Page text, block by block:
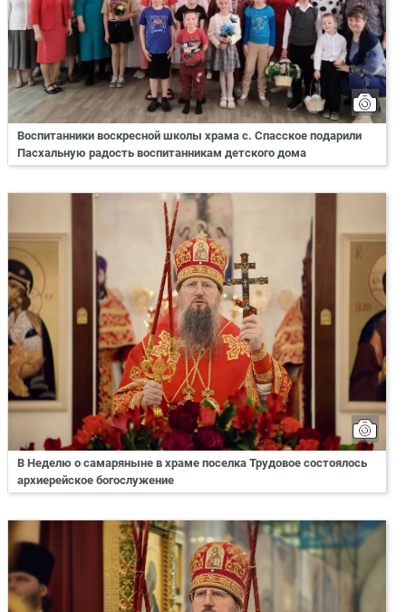
Воспитанники воскресной школы храма с. Спасское подарили
Пасхальную радость воспитанникам детского дома
В Неделю о самаряныне в храме поселка Трудовое состоялось
архиерейское богослужение